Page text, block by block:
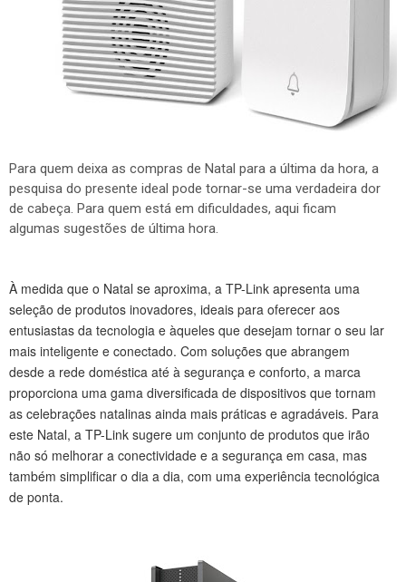
Para quem deixa as compras de Natal para a última da hora, a
pesquisa do presente ideal pode tornar-se uma verdadeira dor
de cabeça. Para quem está em dificuldades, aqui ficam
algumas sugestões de última hora.
À medida que o Natal se aproxima, a TP-Link apresenta uma
seleção de produtos inovadores, ideais para oferecer aos
entusiastas da tecnologia e àqueles que desejam tornar o seu lar
mais inteligente e conectado. Com soluções que abrangem
desde a rede doméstica até à segurança e conforto, a marca
proporciona uma gama diversificada de dispositivos que tornam
as celebrações natalinas ainda mais práticas e agradáveis. Para
este Natal, a TP-Link sugere um conjunto de produtos que irão
não só melhorar a conectividade e a segurança em casa, mas
também simplificar o dia a dia, com uma experiência tecnológica
de ponta.